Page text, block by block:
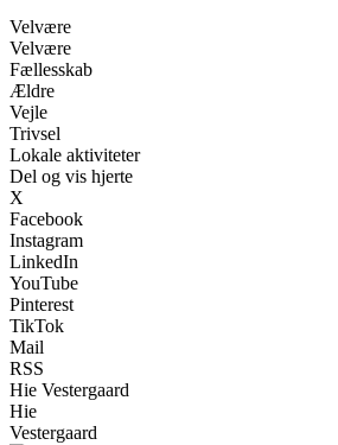
Velvære
Velvære
Fællesskab
Ældre
Vejle
Trivsel
Lokale aktiviteter
Del og vis hjerte
X
Facebook
Instagram
LinkedIn
YouTube
Pinterest
TikTok
Mail
RSS
Hie Vestergaard
Hie
Vestergaard